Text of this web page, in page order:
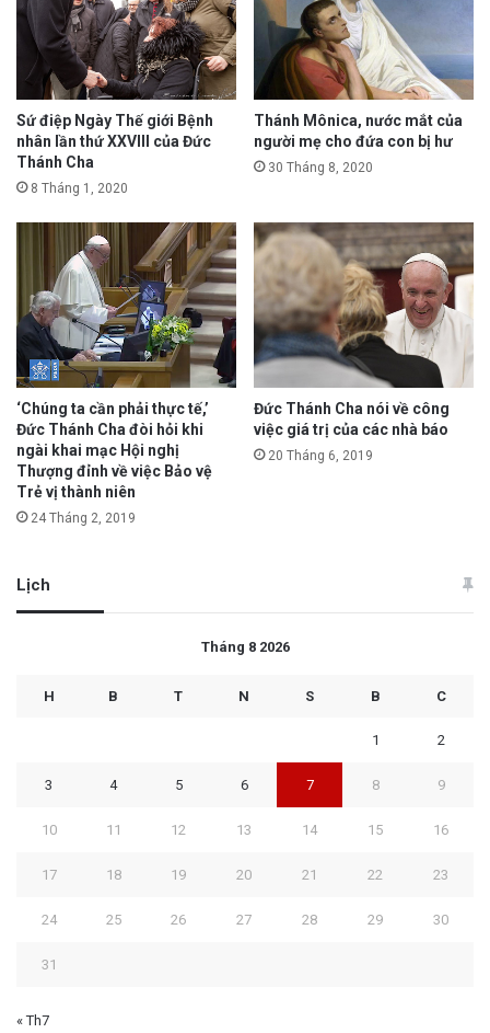
Sứ điệp Ngày Thế giới Bệnh
nhân lần thứ XXVIII của Đức
Thánh Cha
8 Tháng 1, 2020
Thánh Mônica, nước mắt của
người mẹ cho đứa con bị hư
30 Tháng 8, 2020
‘Chúng ta cần phải thực tế,’
Đức Thánh Cha đòi hỏi khi
ngài khai mạc Hội nghị
Thượng đỉnh về việc Bảo vệ
Trẻ vị thành niên
24 Tháng 2, 2019
Đức Thánh Cha nói về công
việc giá trị của các nhà báo
20 Tháng 6, 2019
Lịch
Tháng 8 2026
H B T N S B C
1 2
3 4 5 6 7 8 9
10 11 12 13 14 15 16
17 18 19 20 21 22 23
24 25 26 27 28 29 30
31
« Th7